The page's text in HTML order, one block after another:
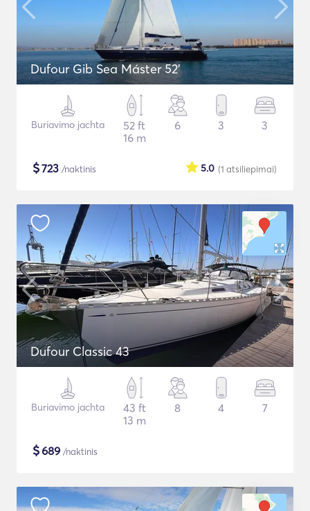
Dufour Gib Sea Máster 52’
Buriavimo jachta
52 ft
16 m
6 3 3
$723 /naktinis (1 atsiliepimai)
5.0
Dufour Classic 43
Buriavimo jachta
43 ft
13 m
8 4 7
$689 /naktinis